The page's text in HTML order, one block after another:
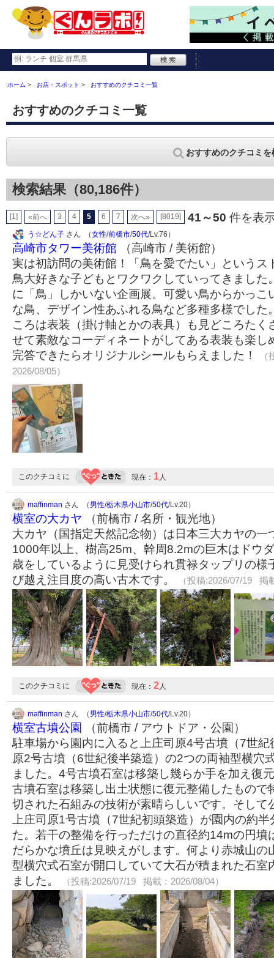
ホーム お店・スポット おすすめのクチコミ一覧
おすすめのクチコミ一覧
おすすめのクチコミを
検索結果（80,186件）
[1] «前へ 3 4 5 6 7 次へ» [8019] 41～50 件を表
う☆どん子 さん （女性/前橋市/50代/Lv.76）
高崎市タワー美術館 （高崎市 / 美術館）
実は初訪問の美術館！「鳥を愛でたい」というス
鳥大好きな子どもとワクワクしていってきました
に「鳥」しかいない企画展。可愛い鳥からかっこ
な鳥、デザイン性あふれる鳥など多種多様でした
ころは表装（掛け軸とかの表具）も見どころたく
せて素敵なコーディネートがしてある表装も楽し
完答できたらオリジナルシールもらえました！
2026/08/05）
このクチコミに 現在： 1人
maffinman さん （ 男性/栃木県小山市/50代/Lv.20）
横室の大カヤ （前橋市 / 名所・観光地）
大カヤ（国指定天然記念物）は日本三大カヤの一
1000年以上、樹高25m、幹周8.2mの巨木はドウ
歳をしているように見受けられ貫禄タップリの様
び越え注目度の高い古木です。
（投稿:2026/07/19 掲
このクチコミに 現在： 2人
maffinman さん （ 男性/栃木県小山市/50代/Lv.20）
横室古墳公園
（前橋市 / アウトドア・公園）
駐車場から園内に入ると上庄司原4号古墳（7世
原2号古墳（6世紀後半築造）の2つの両袖型横穴
ました。4号古墳石室は移築し幾らか手を加え復
古墳石室は移築し出土状態に復元整備したもので
切された石組みの技術が素晴らしいです。そして
上庄司原1号古墳（7世紀初頭築造）が園内の約
た。若干の整備を行っただけの直径約14mの円墳
だらかな墳丘は見映えがします。何より赤城山の
型横穴式石室が開口していて大石が積まれた石室
ました。
（投稿:2026/07/19 掲載：2026/08/04）